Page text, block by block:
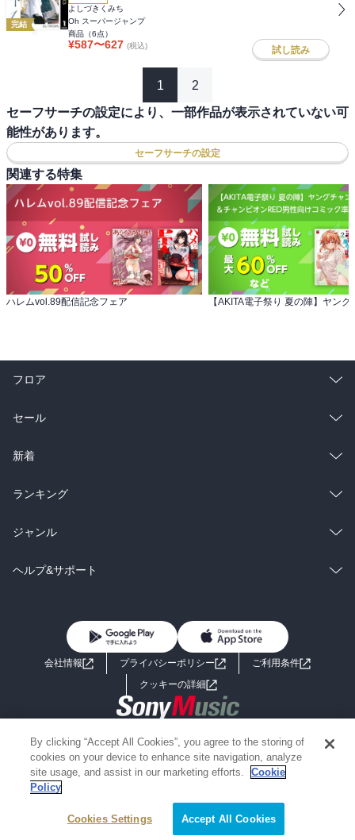
完結
よしづきくみち
Oh スーパージャンプ
商品（6点）
¥587〜627 (税込) 試し読み
1 2
セーフサーチの設定により、一部作品が表示されていない可
能性があります。
セーフサーチの設定
関連する特集
ハレムvol.89配信記念フェア
絞り込み条件を変える
フロア
総合
ラノベ
雑誌・グラビア
BL・TL
セール
総合
ラノベ
雑誌・グラビア
BL・TL
新着
総合
ラノベ
雑誌・グラビア
ランキング
総合
ラノベ
ジャンル
コミック
ライトノベル 男子向けラノベ
小説
海外小説
ミステリー SF
歴史・時代小説
グラビア写真集
ヘルプ&サポート
よくあるご質問 お問い合わせ
会社情報 プライバシーポリシー
ご利用条件
クッキーの詳細
Copyright 2017 - 2026 Sony Music Entertainment(Japan) Inc.
Information on the site is for the Japan domestic market only
powered by
By clicking “Accept All Cookies”, you agree to the storing of
cookies on your device to enhance site navigation, analyze
site usage, and assist in our marketing efforts.
Cookie
Policy
Cookies Settings Accept All Cookies